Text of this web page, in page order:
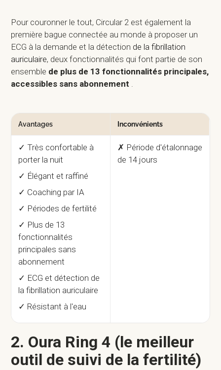
Pour couronner le tout, Circular 2 est également la
première bague connectée au monde à proposer un
ECG à la demande et la détection de la fibrillation
auriculaire, deux fonctionnalités qui font partie de son
ensemble de plus de 13 fonctionnalités principales,
accessibles sans abonnement .
Avantages Inconvénients
✓ Très confortable à
porter la nuit
✓ Élégant et raffiné
✓ Coaching par IA
✓ Périodes de fertilité
✓ Plus de 13
fonctionnalités
principales sans
abonnement
✓ ECG et détection de
la fibrillation auriculaire
✓ Résistant à l'eau
✗ Période d'étalonnage
de 14 jours
2. Oura Ring 4 (le meilleur
outil de suivi de la fertilité)